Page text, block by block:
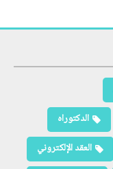
الدكتوراه
العقد الإلكتروني